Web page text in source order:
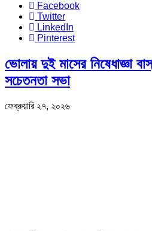
Facebook
Twitter
LinkedIn
Pinterest
ভোলায় দুই মাসের নিষেধাজ্ঞা
সচেতনতা সভা
ফেব্রুয়ারি ২৭, ২০২৬